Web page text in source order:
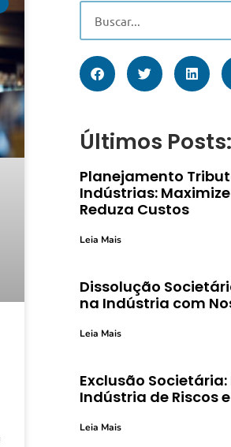
Últimos Posts:
Planejamento
Indústrias:
Reduza Custos
Leia Mais
Dissolução
na Indústria com
Leia Mais
Exclusão Societária:
Indústria de Riscos
Leia Mais